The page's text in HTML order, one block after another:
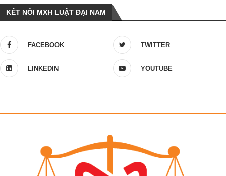
KẾT NỐI MXH LUẬT ĐẠI NAM
FACEBOOK TWITTER
LINKEDIN YOUTUBE